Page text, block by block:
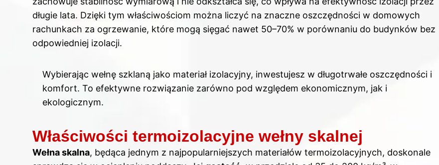
długie lata. Dzięki tym właściwościom można liczyć na znaczne oszczędności w domowych
rachunkach za ogrzewanie, które mogą sięgać nawet 50–70% w porównaniu do budynków bez
odpowiedniej izolacji.
Wybierając wełnę szklaną jako materiał izolacyjny, inwestujesz w długotrwałe oszczędności i
komfort. To efektywne rozwiązanie zarówno pod względem ekonomicznym, jak i
ekologicznym.
Właściwości termoizolacyjne wełny skalnej
Wełna skalna, będąca jednym z najpopularniejszych materiałów termoizolacyjnych, doskonale